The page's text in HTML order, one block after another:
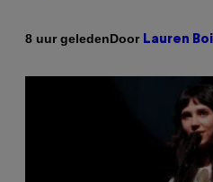
8 uur geledenDoor Lauren